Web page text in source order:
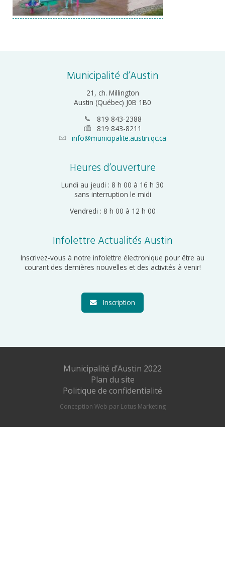
Municipalité d’Austin
21, ch. Millington
Austin (Québec) J0B 1B0
819 843-2388
819 843-8211
info@municipalite.austin.qc.ca
Heures d’ouverture
Lundi au jeudi : 8 h 00 à 16 h 30
sans interruption le midi
Vendredi : 8 h 00 à 12 h 00
Infolettre Actualités Austin
Inscrivez-vous à notre infolettre électronique pour être au
courant des dernières nouvelles et des activités à venir!
Inscription
Municipalité d’Austin 2022
Plan du site
Politique de confidentialité
Conception Web par Lotus Marketing